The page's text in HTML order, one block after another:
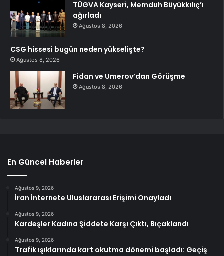
TÜGVA Kayseri, Memduh Büyükkılıç’ı
ağırladı
Ağustos 8, 2026
CSG hissesi bugün neden yükselişte?
Ağustos 8, 2026
Fidan ve Umerov’dan Görüşme
Ağustos 8, 2026
En Güncel Haberler
Ağustos 9, 2026
İran İnternete Uluslararası Erişimi Onayladı
Ağustos 9, 2026
Kardeşler Kadına Şiddete Karşı Çıktı, Bıçaklandı
Ağustos 9, 2026
Trafik ışıklarında kart okutma dönemi başladı: Geçiş